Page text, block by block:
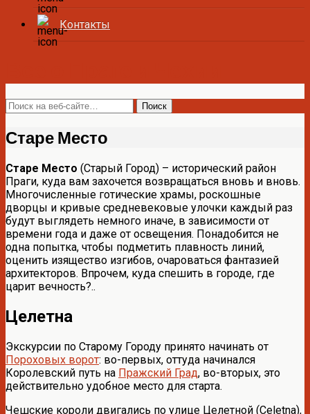
Контакты
Старе Место
Старе Место (Старый Город) – исторический район
Праги, куда вам захочется возвращаться вновь и вновь.
Многочисленные готические храмы, роскошные
дворцы и кривые средневековые улочки каждый раз
будут выглядеть немного иначе, в зависимости от
времени года и даже от освещения. Понадобится не
одна попытка, чтобы подметить плавность линий,
оценить изящество изгибов, очароваться фантазией
архитекторов. Впрочем, куда спешить в городе, где
царит вечность?..
Целетна
Экскурсии по Старому Городу принято начинать от
Пороховых ворот: во-первых, оттуда начинался
Королевский путь на Пражский Град, во-вторых, это
действительно удобное место для старта.
Чешские короли двигались по улице Целетной (Celetna),